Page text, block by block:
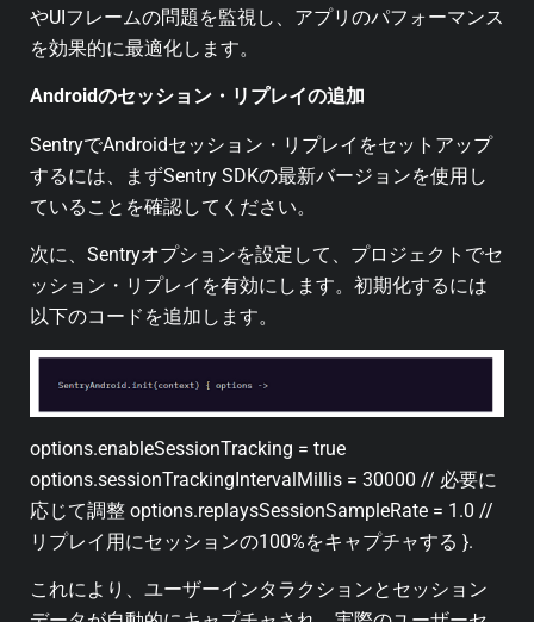
やUIフレームの問題を監視し、アプリのパフォーマンス
を効果的に最適化します。
Androidのセッション・リプレイの追加
SentryでAndroidセッション・リプレイをセットアップ
するには、まずSentry SDKの最新バージョンを使用し
ていることを確認してください。
次に、Sentryオプションを設定して、プロジェクトでセ
ッション・リプレイを有効にします。初期化するには
以下のコードを追加します。
options.enableSessionTracking = true
options.sessionTrackingIntervalMillis = 30000 // 必要に
応じて調整 options.replaysSessionSampleRate = 1.0 //
リプレイ用にセッションの100%をキャプチャする }.
これにより、ユーザーインタラクションとセッション